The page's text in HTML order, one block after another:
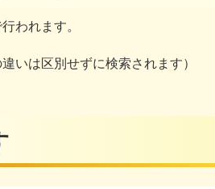
われます。
いは区別せずに検索されます）